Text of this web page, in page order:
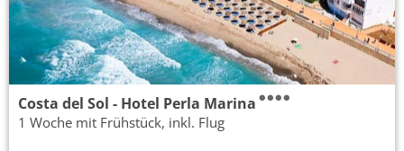
Costa del Sol - Hotel Perla Marina
1 Woche mit Frühstück, inkl. Flug